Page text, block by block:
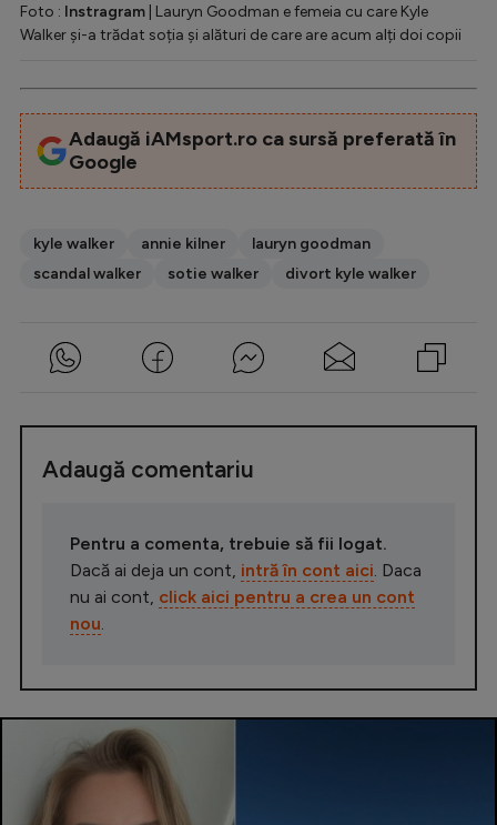
Foto : Instragram | Lauryn Goodman e femeia cu care Kyle
Walker și-a trădat soția și alături de care are acum alți doi copii
Adaugă iAMsport.ro ca sursă preferată în
Google
kyle walker annie kilner
lauryn goodman
scandal walker
sotie walker divort kyle walker
Adaugă comentariu
Pentru a comenta, trebuie să fii logat.
Dacă ai deja un cont, intră în cont aici . Daca
nu ai cont, click aici pentru a crea un cont
nou